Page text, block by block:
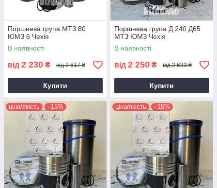
Поршнева група МТЗ 80
ЮМЗ 6 Чехія
В наявності
від 2 230 ₴ від 2 617 ₴
Купити
Поршнева група Д 240 Д65
МТЗ ЮМЗ Чехія
В наявності
від 2 250 ₴ від 2 633 ₴
Купити
ціна/якість –15% ціна/якість –15%